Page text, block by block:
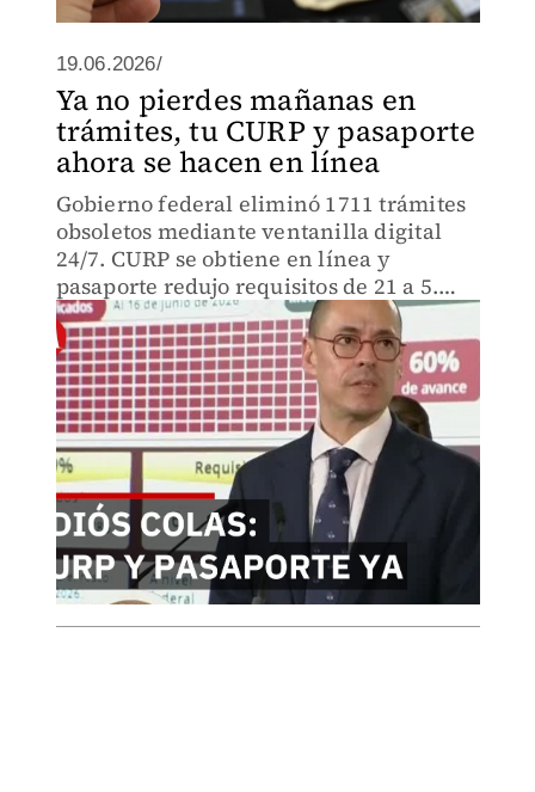
19.06.2026/
Ya no pierdes mañanas en
trámites, tu CURP y pasaporte
ahora se hacen en línea
Gobierno federal eliminó 1711 trámites
obsoletos mediante ventanilla digital
24/7. CURP se obtiene en línea y
pasaporte redujo requisitos de 21 a 5.
Esta transformación digital cierra la era
de perder mañanas completas en filas.